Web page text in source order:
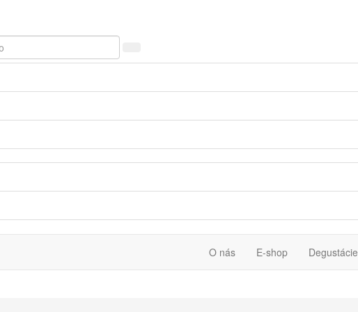
O nás E-shop Degustácie